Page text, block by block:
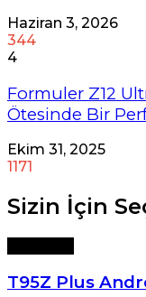
Haziran 3, 2026
344
4
Formuler Z12
Ötesinde Bir
Ekim 31, 2025
1171
Sizin İçin
T95Z Plus